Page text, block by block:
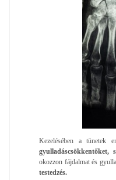
Kezelésében a tünetek
gyulladáscsökkentőket,
okozzon fájdalmat és
testedzés.